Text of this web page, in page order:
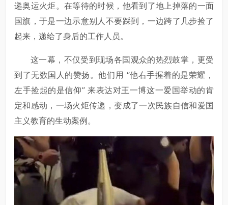
递奥运火炬。在等待的时候，他看到了地上掉落的一面
国旗，于是一边示意别人不要踩到，一边跨了几步捡了
起来，递给了身后的工作人员。
这一幕，不仅受到现场各国观众的热烈鼓掌，更受
到了无数国人的赞扬。他们用 “他右手握着的是荣耀，
左手捡起的是信仰” 来表达对王一博这一爱国举动的肯
定和感动，一场火炬传递，变成了一次民族自信和爱国
主义教育的生动案例。